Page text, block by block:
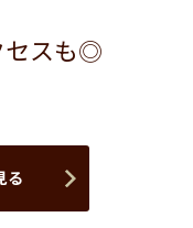
セスも◎
る